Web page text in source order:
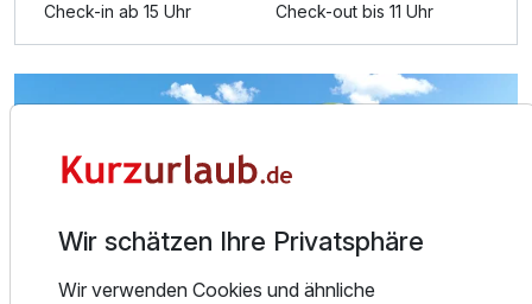
Ausstattung
Check-in ab 15 Uhr Check-out bis 11 Uhr
Wir schätzen Ihre Privatsphäre
Wir verwenden Cookies und ähnliche